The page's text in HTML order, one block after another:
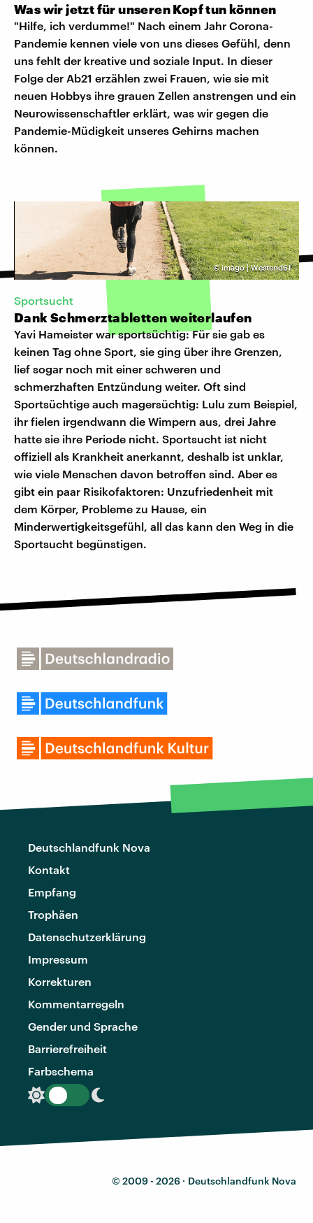
Was wir jetzt für unseren Kopf tun können
"Hilfe, ich verdumme!" Nach einem Jahr Corona-
Pandemie kennen viele von uns dieses Gefühl, denn
uns fehlt der kreative und soziale Input. In dieser
Folge der Ab21 erzählen zwei Frauen, wie sie mit
neuen Hobbys ihre grauen Zellen anstrengen und ein
Neurowissenschaftler erklärt, was wir gegen die
Pandemie-Müdigkeit unseres Gehirns machen
können.
©imago | Westend61
Sportsucht
Dank Schmerztabletten weiterlaufen
Yavi Hameister war sportsüchtig: Für sie gab es
keinen Tag ohne Sport, sie ging über ihre Grenzen,
lief sogar noch mit einer schweren und
schmerzhaften Entzündung weiter. Oft sind
Sportsüchtige auch magersüchtig: Lulu zum Beispiel,
ihr fielen irgendwann die Wimpern aus, drei Jahre
hatte sie ihre Periode nicht. Sportsucht ist nicht
offiziell als Krankheit anerkannt, deshalb ist unklar,
wie viele Menschen davon betroffen sind. Aber es
gibt ein paar Risikofaktoren: Unzufriedenheit mit
dem Körper, Probleme zu Hause, ein
Minderwertigkeitsgefühl, all das kann den Weg in die
Sportsucht begünstigen.
Deutschlandfunk Nova
Kontakt
Empfang
Trophäen
Datenschutzerklärung
Impressum
Korrekturen
Kommentarregeln
Gender und Sprache
Barrierefreiheit
Farbschema
© 2009 - 2026 · Deutschlandfunk Nova